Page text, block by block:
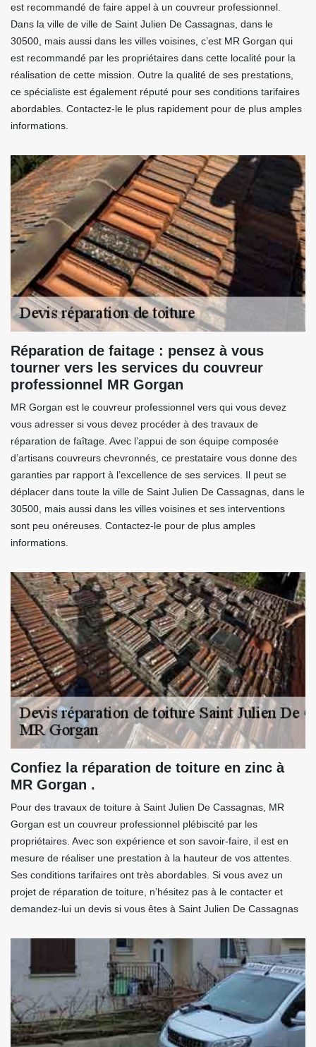
est recommandé de faire appel à un couvreur professionnel.
Dans la ville de ville de Saint Julien De Cassagnas, dans le
30500, mais aussi dans les villes voisines, c’est MR Gorgan qui
est recommandé par les propriétaires dans cette localité pour la
réalisation de cette mission. Outre la qualité de ses prestations,
ce spécialiste est également réputé pour ses conditions tarifaires
abordables. Contactez-le le plus rapidement pour de plus amples
informations.
Réparation de faitage : pensez à vous
tourner vers les services du couvreur
professionnel MR Gorgan
MR Gorgan est le couvreur professionnel vers qui vous devez
vous adresser si vous devez procéder à des travaux de
réparation de faîtage. Avec l’appui de son équipe composée
d’artisans couvreurs chevronnés, ce prestataire vous donne des
garanties par rapport à l’excellence de ses services. Il peut se
déplacer dans toute la ville de Saint Julien De Cassagnas, dans le
30500, mais aussi dans les villes voisines et ses interventions
sont peu onéreuses. Contactez-le pour de plus amples
informations.
Confiez la réparation de toiture en zinc à
MR Gorgan .
Pour des travaux de toiture à Saint Julien De Cassagnas, MR
Gorgan est un couvreur professionnel plébiscité par les
propriétaires. Avec son expérience et son savoir-faire, il est en
mesure de réaliser une prestation à la hauteur de vos attentes.
Ses conditions tarifaires ont très abordables. Si vous avez un
projet de réparation de toiture, n’hésitez pas à le contacter et
demandez-lui un devis si vous êtes à Saint Julien De Cassagnas